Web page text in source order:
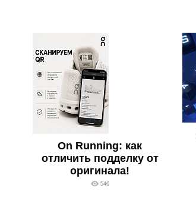
On Running: как
отличить подделку от
оригинала!
546